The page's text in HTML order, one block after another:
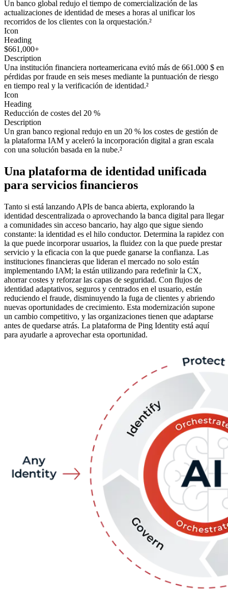
Un banco global redujo el tiempo de comercialización de las
actualizaciones de identidad de meses a horas al unificar los
recorridos de los clientes con la orquestación.²
Icon
Heading
$661,000+
Description
Una institución financiera norteamericana evitó más de 661.000 $ en
pérdidas por fraude en seis meses mediante la puntuación de riesgo
en tiempo real y la verificación de identidad.²
Icon
Heading
Reducción de costes del 20 %
Description
Un gran banco regional redujo en un 20 % los costes de gestión de
la plataforma IAM y aceleró la incorporación digital a gran escala
con una solución basada en la nube.²
Una plataforma de identidad unificada
para servicios financieros
Tanto si está lanzando APIs de banca abierta, explorando la
identidad descentralizada o aprovechando la banca digital para llegar
a comunidades sin acceso bancario, hay algo que sigue siendo
constante: la identidad es el hilo conductor. Determina la rapidez con
la que puede incorporar usuarios, la fluidez con la que puede prestar
servicio y la eficacia con la que puede ganarse la confianza. Las
instituciones financieras que lideran el mercado no solo están
implementando IAM; la están utilizando para redefinir la CX,
ahorrar costes y reforzar las capas de seguridad. Con flujos de
identidad adaptativos, seguros y centrados en el usuario, están
reduciendo el fraude, disminuyendo la fuga de clientes y abriendo
nuevas oportunidades de crecimiento. Esta modernización supone
un cambio competitivo, y las organizaciones tienen que adaptarse
antes de quedarse atrás. La plataforma de Ping Identity está aquí
para ayudarle a aprovechar esta oportunidad.